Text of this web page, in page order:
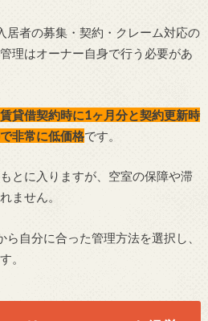
居者の募集・契約・クレーム対応の
理はオーナー自身で行う必要があ
貸借契約時に1ヶ月分と契約更新時
非常に低価格です。
とに入りますが、空室の保障や滞
ません。
自分に合った管理方法を選択し、
。